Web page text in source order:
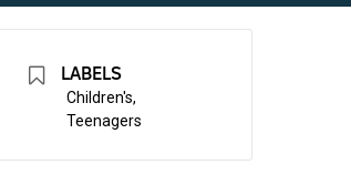
LABELS
Children's,
Teenagers